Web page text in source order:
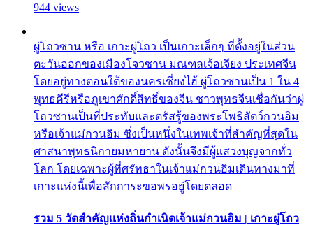
944 views
ผู่โถวซาน หรือ เกาะผู่โถว เป็นเกาะเล็กๆ ที่ตั้งอยู่ในส่วน
ตะวันออกของเมืองโจวซาน มณฑลเจ้อเจียง ประเทศจีน
โดยอยู่ทางตอนใต้ของนครเซี่ยงไฮ้ ผู่โถวซานเป็น 1 ใน 4
พุทธคีรีหรือภูเขาศักดิ์สิทธิ์ของจีน ชาวพุทธจีนเชื่อกันว่าผู่
โถวซานเป็นที่ประทับและตรัสรู้ของพระโพธิสัตว์กวนอิม
หรือเจ้าแม่กวนอิม ซึ่งเป็นหนึ่งในเทพเจ้าที่สำคัญที่สุดใน
ศาสนาพุทธนิกายมหายาน ดังนั้นจึงมีผู้แสวงบุญจากทั่ว
โลก โดยเฉพาะผู้ที่ศรัทธาในเจ้าแม่กวนอิมเดินทางมาที่
เกาะแห่งนี้เพื่อสักการะขอพรอยู่โดยตลอด
รวม 5 วัดสำคัญแห่งถิ่นกำเนิดเจ้าแม่กวนอิม | เกาะผู่โถว